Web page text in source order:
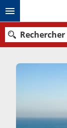
Mois de